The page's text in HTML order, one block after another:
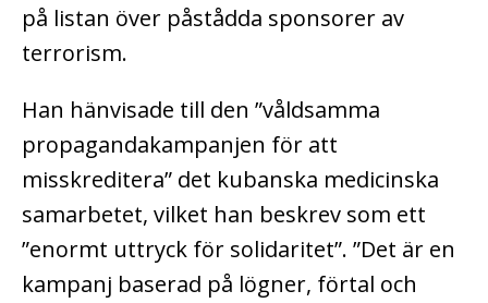
på listan över påstådda sponsorer av
terrorism.
Han hänvisade till den ”våldsamma
propagandakampanjen för att
misskreditera” det kubanska medicinska
samarbetet, vilket han beskrev som ett
”enormt uttryck för solidaritet”. ”Det är en
kampanj baserad på lögner, förtal och